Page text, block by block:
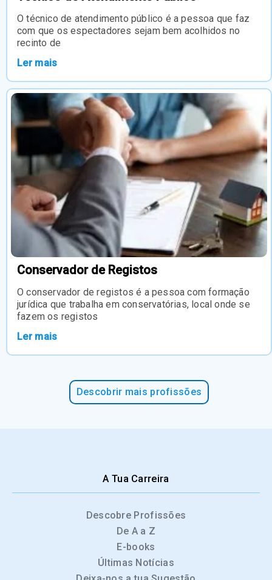
O técnico de atendimento público é a pessoa que faz
com que os espectadores sejam bem acolhidos no
recinto de
Ler mais
Conservador de Registos
O conservador de registos é a pessoa com formação
jurídica que trabalha em conservatórias, local onde se
fazem os registos
Ler mais
Descobrir mais profissões
A Tua Carreira
Descobre Profissões
De A a Z
E-books
Últimas Notícias